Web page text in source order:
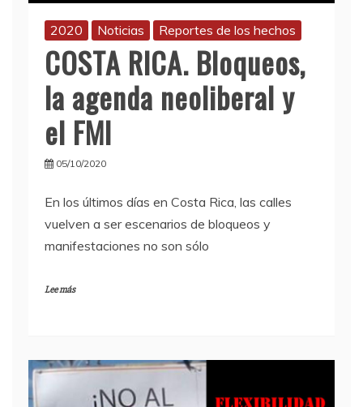
2020 Noticias Reportes de los hechos
COSTA RICA. Bloqueos,
la agenda neoliberal y
el FMI
05/10/2020
En los últimos días en Costa Rica, las calles
vuelven a ser escenarios de bloqueos y
manifestaciones no son sólo
Lee más